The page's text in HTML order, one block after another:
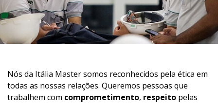
Nós da Itália Master somos reconhecidos pela ética em
todas as nossas relações. Queremos pessoas que
trabalhem com comprometimento, respeito pelas